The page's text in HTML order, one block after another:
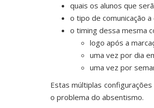
quais os alunos que
o tipo de comunicação
o timing dessa mesma
logo após a
uma vez por dia
uma vez por
Estas múltiplas
o problema do absentismo.